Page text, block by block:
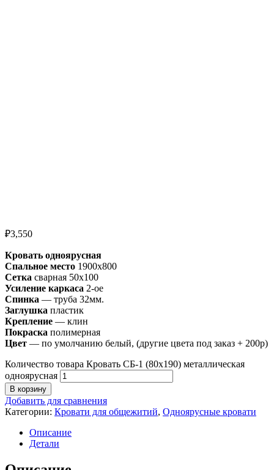
₽3,550
Кровать одноярусная
Спальное место 1900х800
Сетка сварная 50х100
Усиление каркаса 2-ое
Спинка — труба 32мм.
Заглушка пластик
Крепление — клин
Покраска полимерная
Цвет — по умолчанию белый, (другие цвета под заказ + 200р)
Количество товара Кровать СБ-1 (80х190) металлическая
одноярусная
В корзину
Добавить для сравнения
Категории: Кровати для общежитий, Одноярусные кровати
Описание
Детали